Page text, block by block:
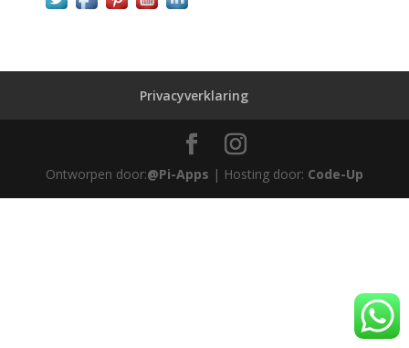
Privacyverklaring
Ontworpen door:@Pi-Apps | Hosting door: Code-Up